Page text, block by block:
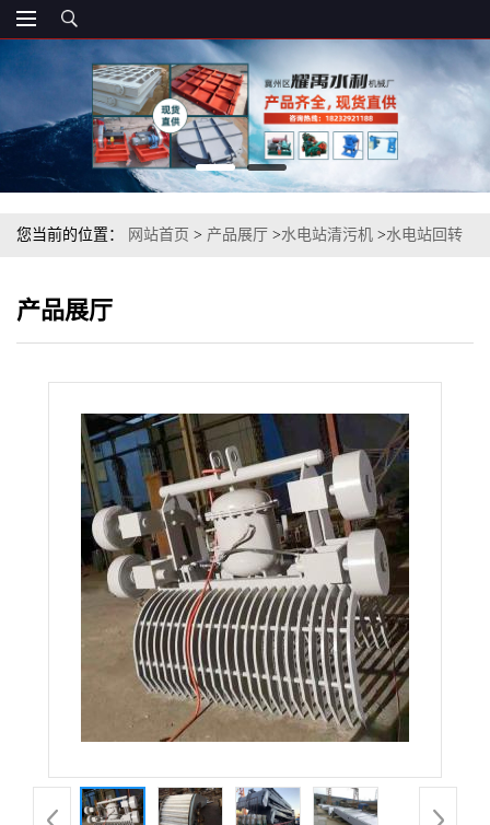
您当前的位置： 网站首页 > 产品展厅 >水电站清污机 >水电站回转
产品展厅